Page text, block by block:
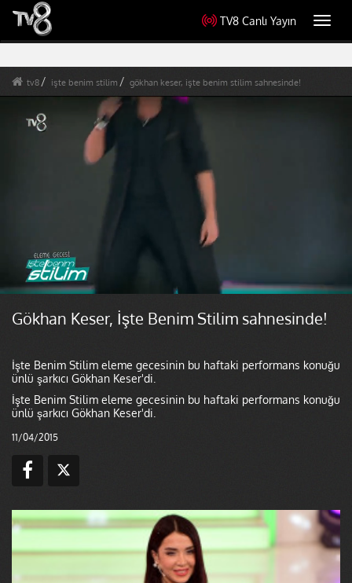
TV8 Canlı Yayın
tv8 işte benim stilim gökhan keser, işte benim stilim sahnesinde!
Gökhan Keser, İşte Benim Stilim sahnesinde!
İşte Benim Stilim eleme gecesinin bu haftaki performans konuğu
ünlü şarkıcı Gökhan Keser'di.
İşte Benim Stilim eleme gecesinin bu haftaki performans konuğu
ünlü şarkıcı Gökhan Keser'di.
11/04/2015